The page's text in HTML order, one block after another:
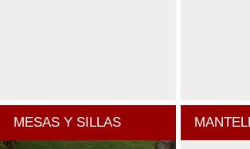
MESAS Y SILLAS